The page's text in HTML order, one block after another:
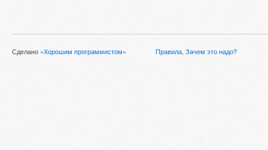
Сделано «Хорошим программистом» Правила, Зачем это надо?